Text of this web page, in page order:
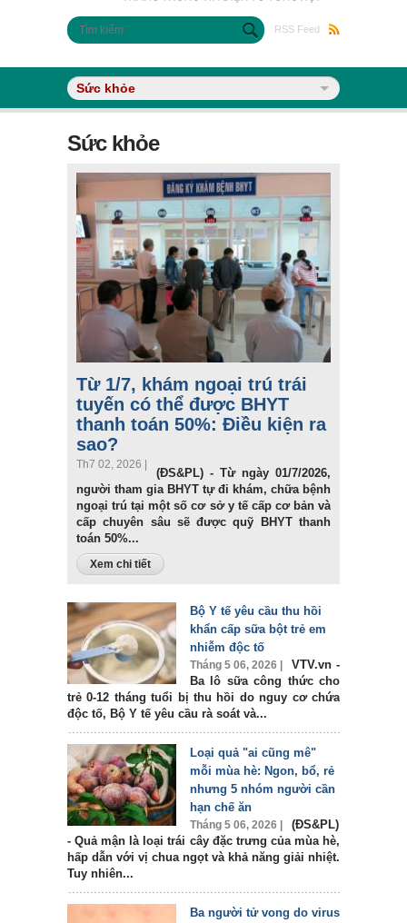
RSS Feed
Biểu mẫu tìm kiếm
Tìm kiếm
Sức khỏe
Từ 1/7, khám ngoại trú trái
tuyến có thể được BHYT
thanh toán 50%: Điều kiện ra
sao?
Th7 02, 2026 |
(ĐS&PL) - Từ ngày 01/7/2026,
người tham gia BHYT tự đi khám, chữa bệnh
ngoại trú tại một số cơ sở y tế cấp cơ bản và
cấp chuyên sâu sẽ được quỹ BHYT thanh
toán 50%...
Xem chi tiết
Bộ Y tế yêu cầu thu hồi
khẩn cấp sữa bột trẻ em
nhiễm độc tố
Tháng 5 06, 2026 |
VTV.vn -
Ba lô sữa công thức cho
trẻ 0-12 tháng tuổi bị thu hồi do nguy cơ chứa
độc tố, Bộ Y tế yêu cầu rà soát và...
Loại quả "ai cũng mê"
mỗi mùa hè: Ngon, bổ, rẻ
nhưng 5 nhóm người cần
hạn chế ăn
Tháng 5 06, 2026 |
(ĐS&PL)
- Quả mận là loại trái cây đặc trưng của mùa hè,
hấp dẫn với vị chua ngọt và khả năng giải nhiệt.
Tuy nhiên...
Ba người tử vong do virus